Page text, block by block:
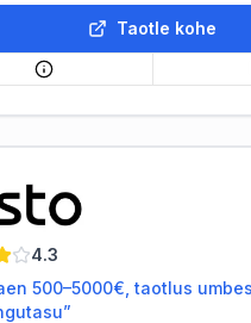
Taotle kohe
4.3
500–5000€, taotlus
”